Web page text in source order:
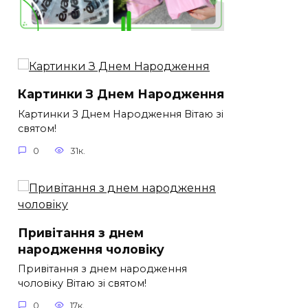
Картинки З Днем Народження
Картинки З Днем Народження Вітаю зі
святом!
0 31к.
Привітання з днем
народження чоловіку
Привітання з днем народження
чоловіку Вітаю зі святом!
0 17к.